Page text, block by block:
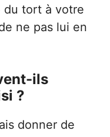
du tort à votre
ne pas lui en
ils
?
donner de